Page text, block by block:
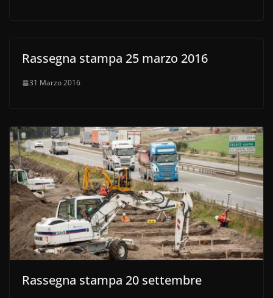
Rassegna stampa 25 marzo 2016
31 Marzo 2016
Rassegna stampa 20 settembre